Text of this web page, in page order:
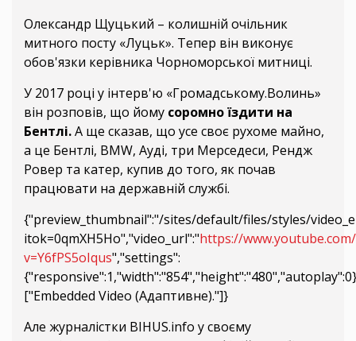
Олександр Щуцький – колишній очільник
митного посту «Луцьк». Тепер він виконує
обов'язки керівника Чорноморської митниці.
У 2017 році у інтерв'ю «Громадському.Волинь»
він розповів, що йому соромно їздити на
Бентлі.А ще сказав, що усе своє рухоме майно,
а це Бентлі, BMW, Ауді, три Мерседеси, Рендж
Ровер та катер, купив до того, як почав
працювати на державній службі.
{"preview_thumbnail":"/sites/default/files/styles/
itok=0qmXH5Ho","video_url":"https://
v=Y6fPS5oIqus","settings":
["Embedded Video (Адаптивне)."]}
Але журналістки BIHUS.info у своєму